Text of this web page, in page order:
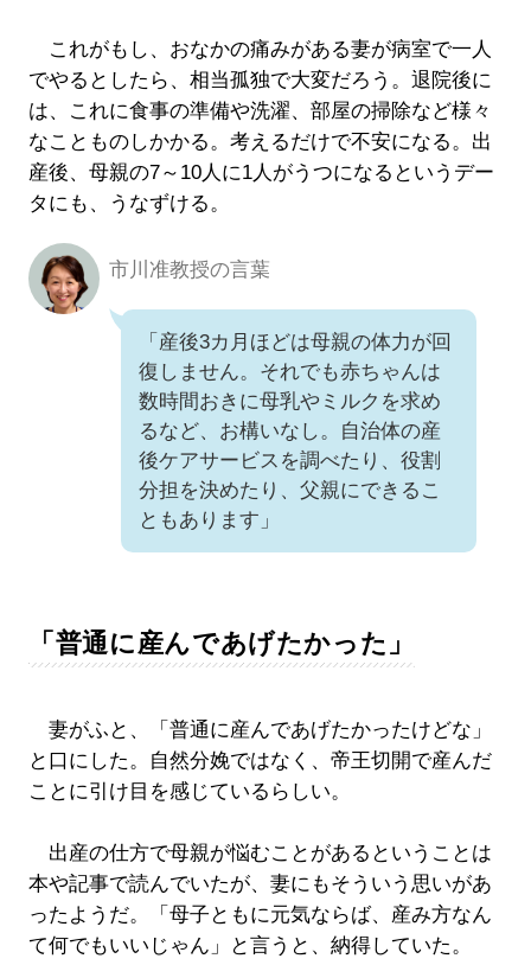
これがもし、おなかの痛みがある妻が病室で一人
でやるとしたら、相当孤独で大変だろう。退院後に
は、これに食事の準備や洗濯、部屋の掃除など様々
なことものしかかる。考えるだけで不安になる。出
産後、母親の7～10人に1人がうつになるというデー
タにも、うなずける。
市川准教授の言葉
「産後3カ月ほどは母親の体力が回
復しません。それでも赤ちゃんは
数時間おきに母乳やミルクを求め
るなど、お構いなし。自治体の産
後ケアサービスを調べたり、役割
分担を決めたり、父親にできるこ
ともあります」
「普通に産んであげたかった」
妻がふと、「普通に産んであげたかったけどな」
と口にした。自然分娩ではなく、帝王切開で産んだ
ことに引け目を感じているらしい。
出産の仕方で母親が悩むことがあるということは
本や記事で読んでいたが、妻にもそういう思いがあ
ったようだ。「母子ともに元気ならば、産み方なん
て何でもいいじゃん」と言うと、納得していた。